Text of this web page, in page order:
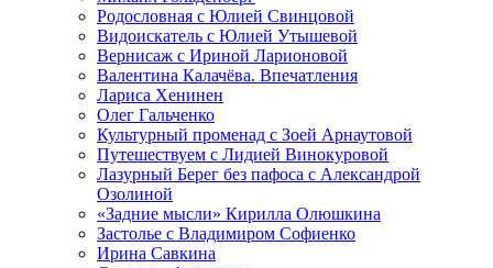
Родословная с Юлией Свинцовой
Видоискатель с Юлией Утышевой
Вернисаж с Ириной Ларионовой
Валентина Калачёва. Впечатления
Лариса Хенинен
Олег Гальченко
Культурный променад с Зоей Арнаутовой
Путешествуем с Лидией Винокуровой
Лазурный Берег без пафоса с Александрой
Озолиной
«Задние мысли» Кирилла Олюшкина
Застолье с Владимиром Софиенко
Ирина Савкина